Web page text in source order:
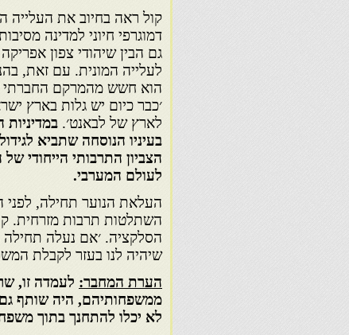
קול ראה בחיוב את העלייה
דמוגרפי חיוני למדינה
גם הבין שיהודי צפון
לעלייה המונית. עם זאת,
הוא חשש מהמרקם החברתי
׳כבר כיום יש גלות בארץ
לארץ של לבאנט׳.
בעיניו הנוסחה שתביא
הצביון התרבותי הייחודי
לעולם המערבי.
העלאת הנוער תחילה, לפני
השתלטות תרבות מזרחית.
הסלקציה. ׳אם נעלה תחילה
שיהיה לנו בעזר לקבלת
הערת המחבר: לעמדה זו,
ממשפחותיהם, היה שותף
לא יכלו להתחנך בתוך